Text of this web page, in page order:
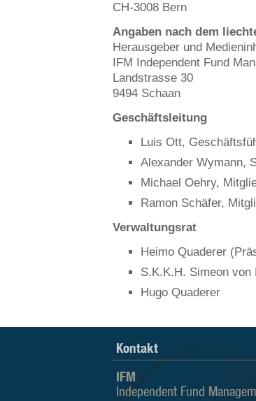
CH-3008 Bern
Angaben nach dem
Herausgeber und
IFM Independent Fund
Landstrasse 30
9494 Schaan
Geschäftsleitung
Luis Ott,
Alexander Wymann,
Michael Oehry,
Ramon Schäfer,
Verwaltungsrat
Heimo Quaderer
S.K.K.H. Simeon von
Hugo Quaderer
Kontakt
IFM
Independent Fund